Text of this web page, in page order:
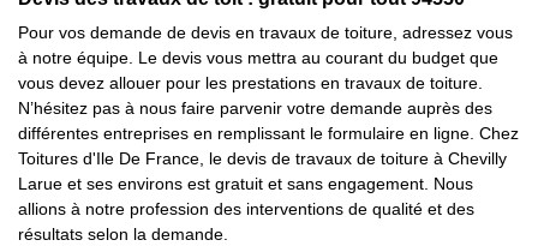
Pour vos demande de devis en travaux de toiture, adressez vous
à notre équipe. Le devis vous mettra au courant du budget que
vous devez allouer pour les prestations en travaux de toiture.
N’hésitez pas à nous faire parvenir votre demande auprès des
différentes entreprises en remplissant le formulaire en ligne. Chez
Toitures d'Ile De France, le devis de travaux de toiture à Chevilly
Larue et ses environs est gratuit et sans engagement. Nous
allions à notre profession des interventions de qualité et des
résultats selon la demande.